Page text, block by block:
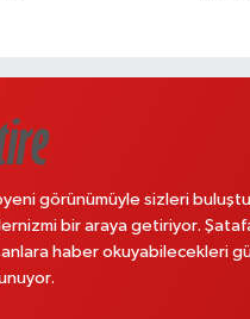
görünümüyle sizleri
bir araya getiriyor.
haber okuyabilecekleri